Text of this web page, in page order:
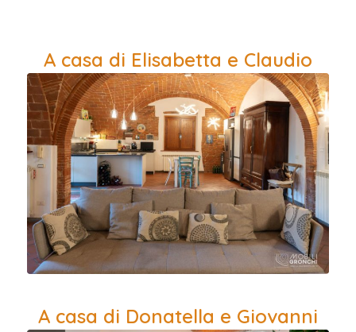
A casa di Elisabetta e Claudio
A casa di Donatella e Giovanni